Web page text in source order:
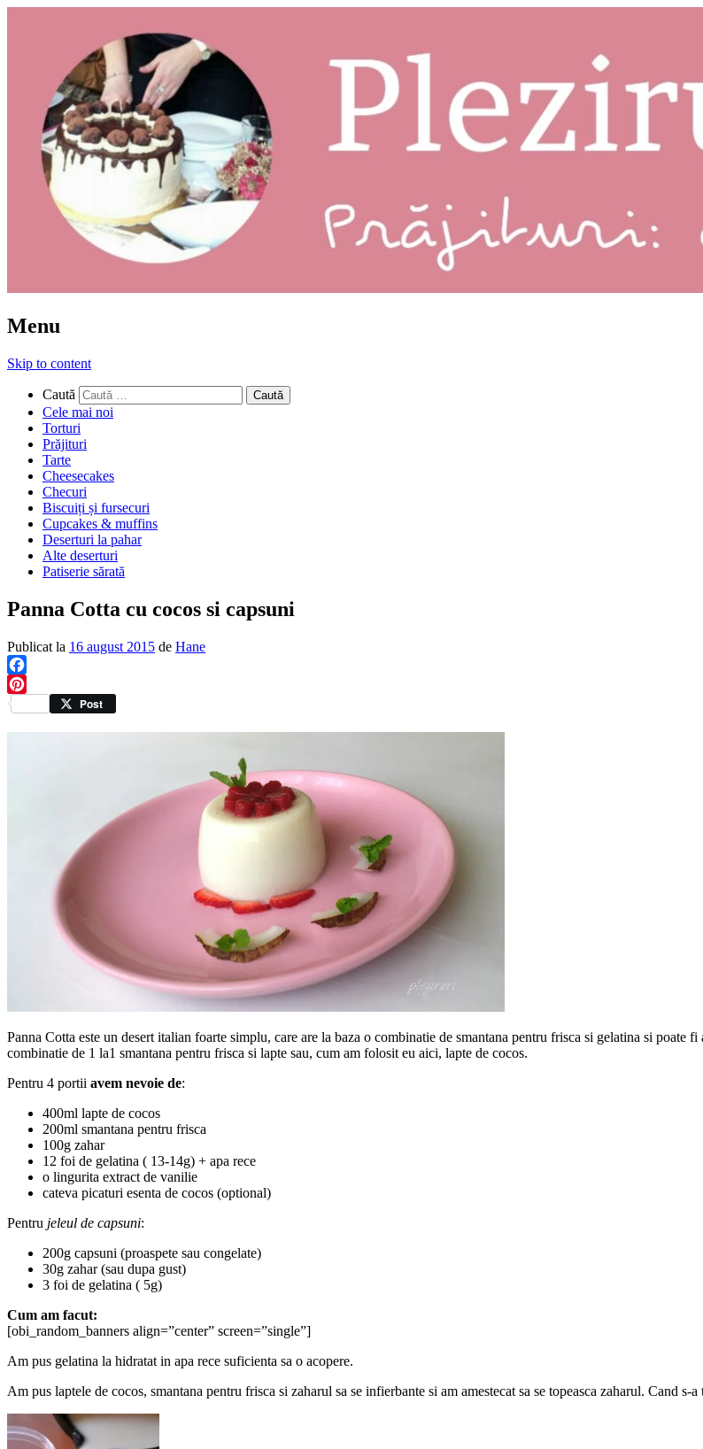
Pleziruri
Prăjituri: ce și cum
Menu
Skip to content
Caută
Cele mai noi
Torturi
Prăjituri
Tarte
Cheesecakes
Checuri
Biscuiți și fursecuri
Cupcakes & muffins
Deserturi la pahar
Alte deserturi
Patiserie sărată
Panna Cotta cu cocos si capsuni
Publicat la 16 august 2015 de Hane
Facebook
Pinterest
Post
Panna Cotta este un desert italian foarte simplu, care are la baza o combinatie de smantana pentru frisca si gelatina si
combinatie de 1 la1 smantana pentru frisca si lapte sau, cum am folosit eu aici, lapte de cocos.
Pentru 4 portii avem nevoie de:
400ml lapte de cocos
200ml smantana pentru frisca
100g zahar
12 foi de gelatina ( 13-14g) + apa rece
o lingurita extract de vanilie
cateva picaturi esenta de cocos (optional)
Pentru jeleul de capsuni:
200g capsuni (proaspete sau congelate)
30g zahar (sau dupa gust)
3 foi de gelatina ( 5g)
Cum am facut:
[obi_random_banners align=”center” screen=”single”]
Am pus gelatina la hidratat in apa rece suficienta sa o acopere.
Am pus laptele de cocos, smantana pentru frisca si zaharul sa se infierbante si am amestecat sa se topeasca zaharul. Cand